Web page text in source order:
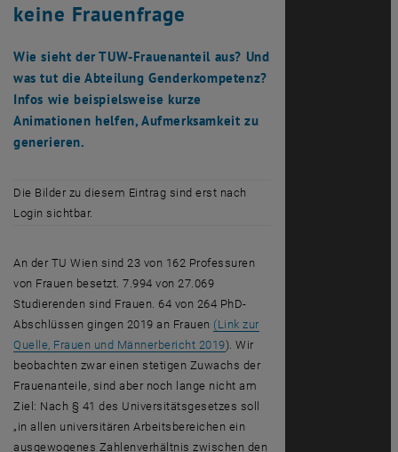
keine Frauenfrage
Wie sieht der TUW-Frauenanteil aus? Und
was tut die Abteilung Genderkompetenz?
Infos wie beispielsweise kurze
Animationen helfen, Aufmerksamkeit zu
generieren.
Die Bilder zu diesem Eintrag sind erst nach
Login sichtbar.
An der TU Wien sind 23 von 162 Professuren
von Frauen besetzt. 7.994 von 27.069
Studierenden sind Frauen. 64 von 264 PhD-
Abschlüssen gingen 2019 an Frauen (Link zur
Quelle, Frauen und Männerbericht 2019, öffnet in einem neuen Fenster
). Wir
beobachten zwar einen stetigen Zuwachs der
Frauenanteile, sind aber noch lange nicht am
Ziel: Nach § 41 des Universitätsgesetzes soll
„in allen universitären Arbeitsbereichen ein
ausgewogenes Zahlenverhältnis zwischen den